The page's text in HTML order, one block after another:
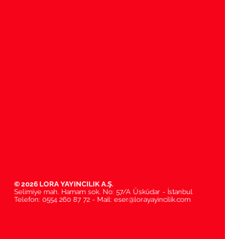
© 2026 LORA YAYINCILIK A.Ş.
Selimiye mah. Hamam sok. No: 57/A Üsküdar - İstanbul
Telefon: 0554 260 87 72 - Mail: eser@lorayayincilik.com